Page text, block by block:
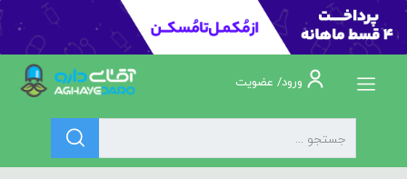
ورود/ عضویت